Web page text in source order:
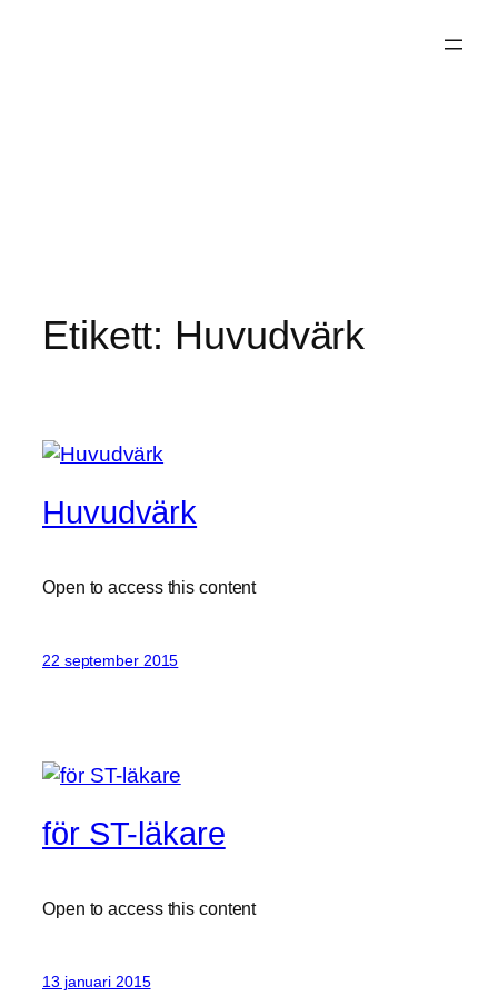
Etikett: Huvudvärk
Huvudvärk
Open to access this content
22 september 2015
för ST-läkare
Open to access this content
13 januari 2015